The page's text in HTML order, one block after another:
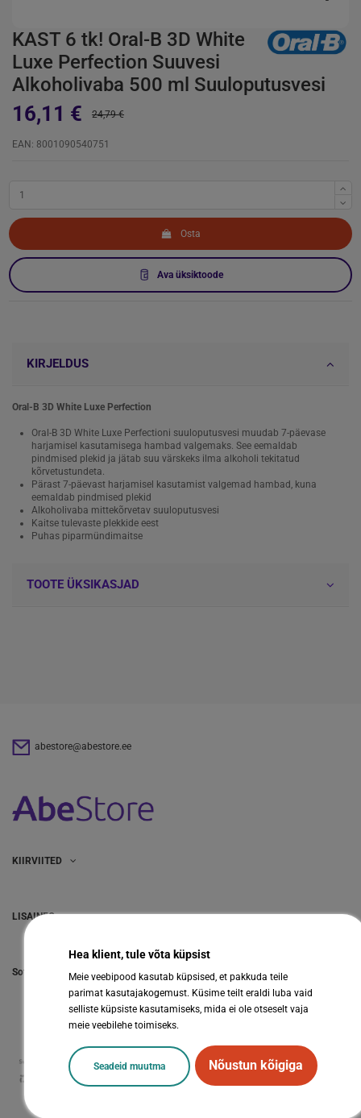
KAST 6 tk! Oral-B 3D White
Luxe Perfection Suuvesi
Alkoholivaba 500 ml Suuloputusvesi
16,11 € 24,79 €
EAN: 8001090540751
Osta
Ava üksiktoode
KIRJELDUS
Oral-B 3D White Luxe Perfection
Oral-B 3D White Luxe Perfectioni suuloputusvesi muudab 7-päevase
harjamisel kasutamisega hambad valgemaks. See eemaldab
pindmised plekid ja jätab suu värskeks ilma alkoholi tekitatud
kõrvetustundeta.
Pärast 7-päevast harjamisel kasutamist valgemad hambad, kuna
eemaldab pindmised plekid
Alkoholivaba mittekõrvetav suuloputusvesi
Kaitse tulevaste plekkide eest
Puhas piparmündimaitse
TOOTE ÜKSIKASJAD
abestore@abestore.ee
KIIRVIITED
LISAINFO
Hea klient, tule võta küpsist
Meie veebipood kasutab küpsised, et pakkuda teile
parimat kasutajakogemust. Küsime teilt eraldi luba vaid
selliste küpsiste kasutamiseks, mida ei ole otseselt vaja
meie veebilehe toimiseks.
Seadeid muutma Nõustun kõigiga
Sotsiaalmeedia